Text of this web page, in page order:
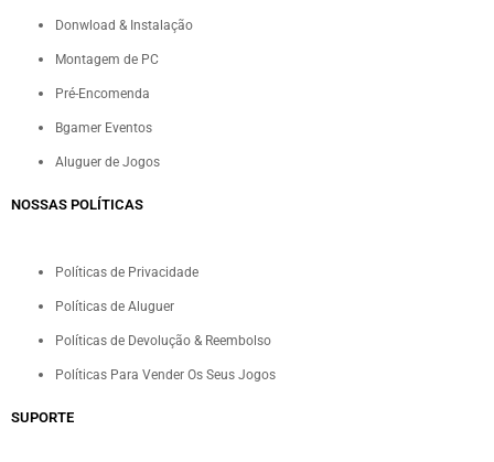
Donwload & Instalação
Montagem de PC
Pré-Encomenda
Bgamer Eventos
Aluguer de Jogos
NOSSAS POLÍTICAS
Políticas de Privacidade
Políticas de Aluguer
Políticas de Devolução & Reembolso
Políticas Para Vender Os Seus Jogos
SUPORTE